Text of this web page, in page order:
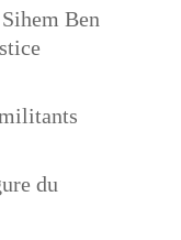
Ben
du